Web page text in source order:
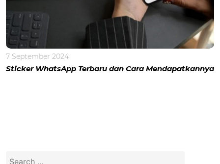
7 September 2024
Sticker WhatsApp Terbaru dan Cara Mendapatkannya